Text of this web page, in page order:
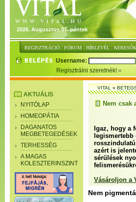
2026. Augusztus 07. péntek
REGISZTRÁCIÓ : FÓRUM : HÍRLEVÉL : KERESŐK
Username:
Regisztrálni szeretnék!
AKTUÁLIS
NYITÓLAP
HOMEOPÁTIA
DAGANATOS
MEGBETEGEDÉSEK
TERHESSÉG
A MAGAS
KOLESZTERINSZINT
VITAL»
Nem csak
Igaz, hogy a
azért is
sérülések
Vásároljon a
Nem